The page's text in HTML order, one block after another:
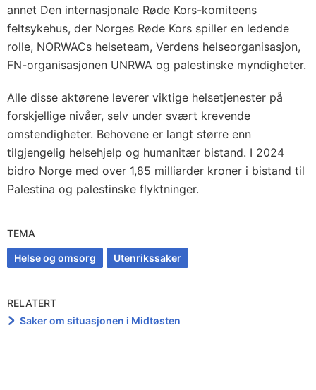
annet Den internasjonale Røde Kors-komiteens
feltsykehus, der Norges Røde Kors spiller en ledende
rolle, NORWACs helseteam, Verdens helseorganisasjon,
FN-organisasjonen UNRWA og palestinske myndigheter.
Alle disse aktørene leverer viktige helsetjenester på
forskjellige nivåer, selv under svært krevende
omstendigheter. Behovene er langt større enn
tilgjengelig helsehjelp og humanitær bistand. I 2024
bidro Norge med over 1,85 milliarder kroner i bistand til
Palestina og palestinske flyktninger.
TEMA
Helse og omsorg Utenrikssaker
RELATERT
Saker om situasjonen i Midtøsten